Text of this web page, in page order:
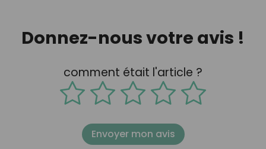
Donnez-nous votre avis !
comment était l'article ?
Envoyer mon avis